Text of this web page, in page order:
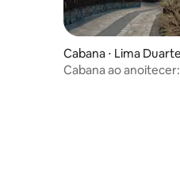
Cabana ⋅ Lima Duarte
Cabana ao